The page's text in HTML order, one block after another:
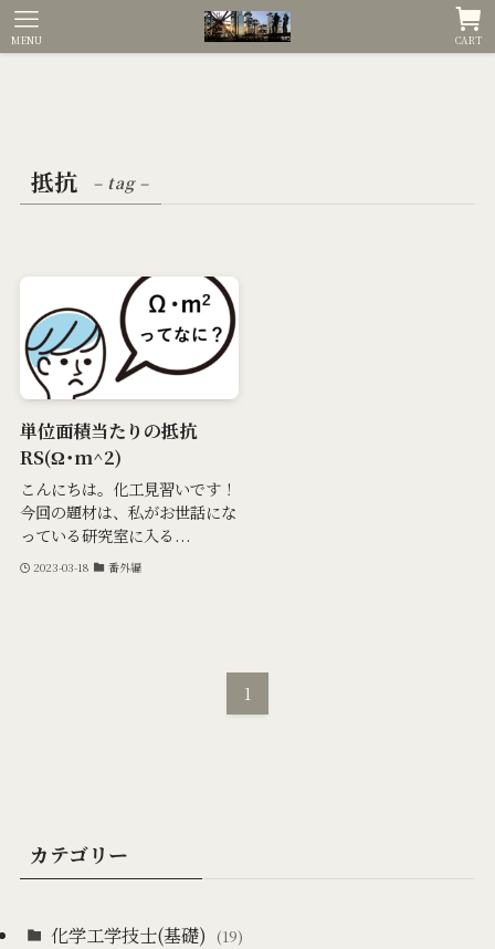
CART
MENU
抵抗 – tag –
単位面積当たりの抵抗
RS(Ω･m^2)
こんにちは。化工見習いです！
今回の題材は、私がお世話にな
っている研究室に入る...
2023-03-18 番外編
1
カテゴリー
化学工学技士(基礎) (19)